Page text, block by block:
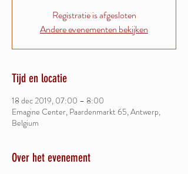
Registratie is afgesloten
Andere evenementen bekijken
Tijd en locatie
18 dec 2019, 07:00 – 8:00
Emagine Center, Paardenmarkt 65, Antwerp,
Belgium
Over het evenement